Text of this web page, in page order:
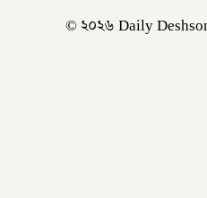
© ২০২৬ Daily